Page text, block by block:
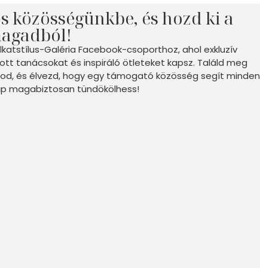
közösségünkbe, és hozd ki a
Galéria Facebook-csoporthoz, ahol exkluzív
tanácsokat és inspiráló ötleteket kapsz. Találd meg
és élvezd, hogy egy támogató közösség segít minden
magabiztosan tündökölhess!